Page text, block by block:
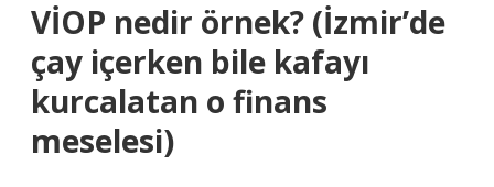
VİOP nedir örnek? (İzmir’de
çay içerken bile kafayı
kurcalatan o finans
meselesi)